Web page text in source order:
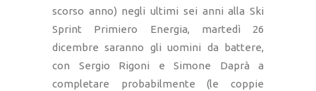
scorso anno) negli ultimi sei anni alla Ski
Sprint Primiero Energia, martedì 26
dicembre saranno gli uomini da battere,
con Sergio Rigoni e Simone Daprà a
completare probabilmente (le coppie